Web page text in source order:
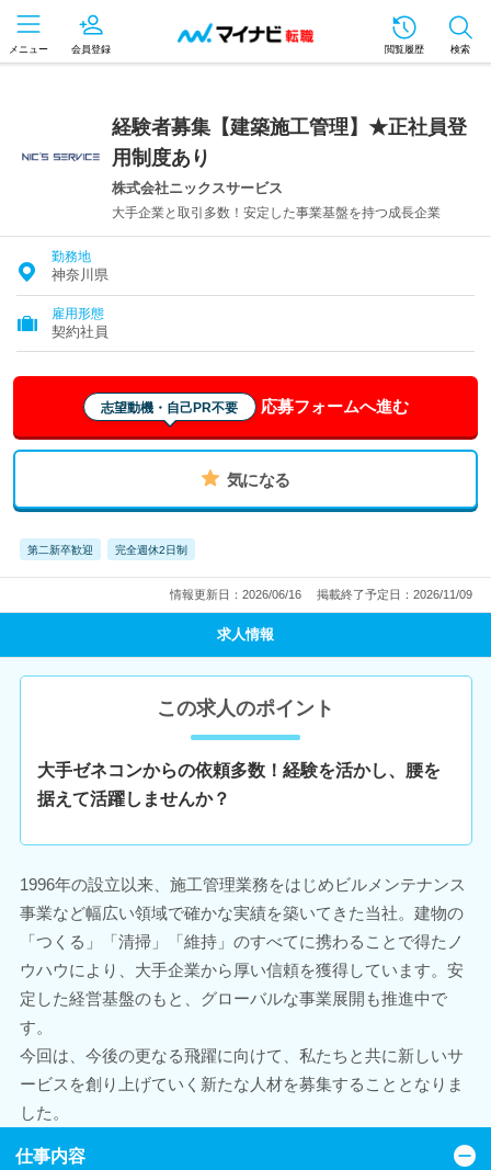
メニュー 会員登録 閲覧履歴 検索
経験者募集【建築施工管理】★正社員登
用制度あり
株式会社ニックスサービス
大手企業と取引多数！安定した事業基盤を持つ成長企業
勤務地
神奈川県
雇用形態
契約社員
志望動機・自己PR不要 応募フォームへ進む
気になる
第二新卒歓迎 完全週休2日制
情報更新日：2026/06/16 掲載終了予定日：2026/11/09
求人情報
この求人のポイント
大手ゼネコンからの依頼多数！経験を活かし、腰を
据えて活躍しませんか？
1996年の設立以来、施工管理業務をはじめビルメンテナンス
事業など幅広い領域で確かな実績を築いてきた当社。建物の
「つくる」「清掃」「維持」のすべてに携わることで得たノ
ウハウにより、大手企業から厚い信頼を獲得しています。安
定した経営基盤のもと、グローバルな事業展開も推進中で
す。
今回は、今後の更なる飛躍に向けて、私たちと共に新しいサ
ービスを創り上げていく新たな人材を募集することとなりま
した。
仕事内容